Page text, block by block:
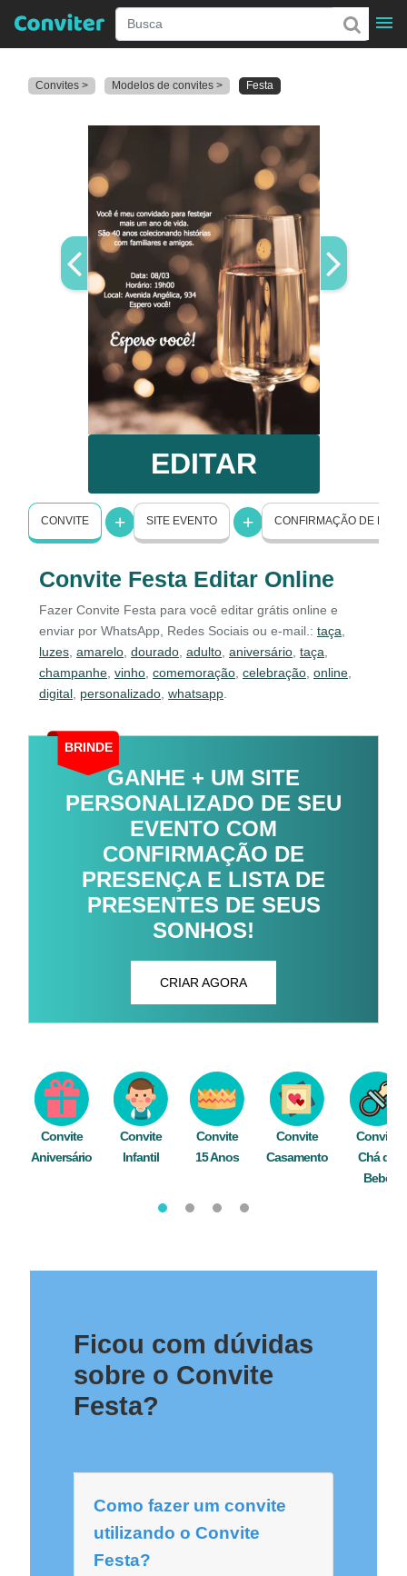
Convites > Modelos de convites > Festa
EDITAR
CONVITE SITE EVENTO CONFIRMAÇÃO DE
Convite Festa Editar Online
Fazer Convite Festa para você editar grátis online e
enviar por WhatsApp, Redes Sociais ou e-mail.: taça
luzes amarelo dourado adulto aniversário taça
champanhe vinho comemoração celebração online
digital personalizado whatsapp
BRINDE
GANHE + UM SITE
PERSONALIZADO DE SEU
EVENTO COM
CONFIRMAÇÃO DE
PRESENÇA E LISTA DE
PRESENTES DE SEUS
SONHOS!
CRIAR AGORA
Convite
Aniversário
Convite
Infantil
Convite
15 Anos
Convite
Casamento
Convite
Chá de
Bebê
Ficou com dúvidas
sobre o Convite
Festa?
Como fazer um convite
utilizando o Convite
Festa?